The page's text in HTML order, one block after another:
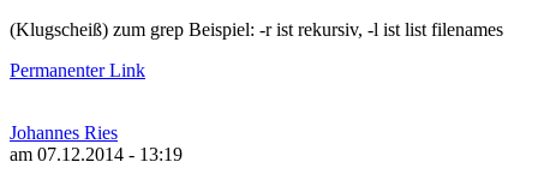
(Klugscheiß) zum grep Beispiel: -r ist rekursiv, -l ist list filenames
Permanenter Link
Johannes Ries
am 07.12.2014 - 13:19